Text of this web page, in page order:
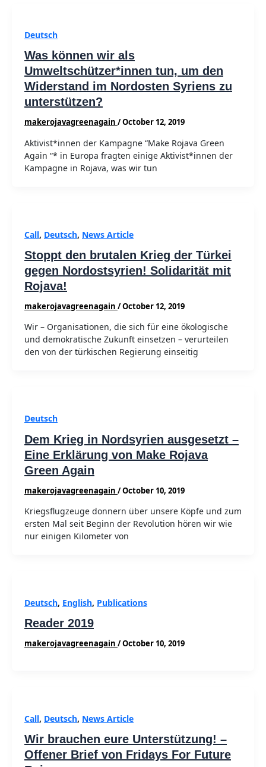
Deutsch
Was können wir als
Umweltschützer*innen tun, um den
Widerstand im Nordosten Syriens zu
unterstützen?
makerojavagreenagain /October 12, 2019
Aktivist*innen der Kampagne “Make Rojava Green
Again “* in Europa fragten einige Aktivist*innen der
Kampagne in Rojava, was wir tun
Call, Deutsch, News Article
Stoppt den brutalen Krieg der Türkei
gegen Nordostsyrien! Solidarität mit
Rojava!
makerojavagreenagain /October 12, 2019
Wir – Organisationen, die sich für eine ökologische
und demokratische Zukunft einsetzen – verurteilen
den von der türkischen Regierung einseitig
Deutsch
Dem Krieg in Nordsyrien ausgesetzt –
Eine Erklärung von Make Rojava
Green Again
makerojavagreenagain /October 10, 2019
Kriegsflugzeuge donnern über unsere Köpfe und zum
ersten Mal seit Beginn der Revolution hören wir wie
nur einigen Kilometer von
Deutsch, English, Publications
Reader 2019
makerojavagreenagain /October 10, 2019
Call, Deutsch, News Article
Wir brauchen eure Unterstützung! –
Offener Brief von Fridays For Future